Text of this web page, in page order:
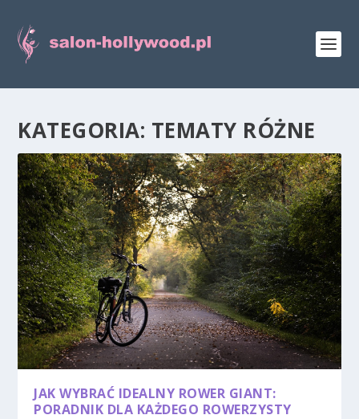
KATEGORIA: TEMATY RÓŻNE
JAK WYBRAĆ IDEALNY ROWER GIANT:
PORADNIK DLA KAŻDEGO ROWERZYSTY